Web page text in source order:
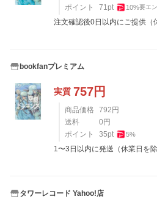
ポイント
71pt 10%要エ
注文確認後0日以内にご提供（
bookfanプレミアム
実質 757円
商品価格 792 円
送料
0 円
ポイント
35pt 5%
1〜3日以内に発送（休業日を除
タワーレコード Yahoo!店